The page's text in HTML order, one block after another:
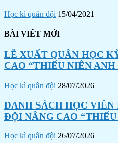
Học kì quân đội 15/04/2021
BÀI VIẾT MỚI
LỄ XUẤT QUÂN HỌC
CAO “THIẾU NIÊN ANH
Học kì quân đội 28/07/2026
DANH SÁCH HỌC
ĐỘI NÂNG CAO
Học kì quân đội 26/07/2026